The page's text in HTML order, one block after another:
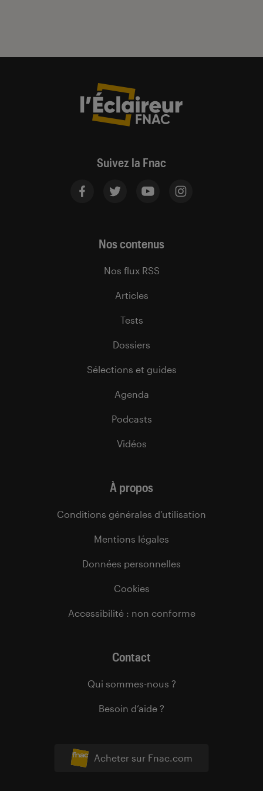
Suivez la Fnac
Acheter sur Fnac.com
Nos contenus
Nos flux RSS
Articles
Tests
Dossiers
Sélections et guides
Agenda
Podcasts
Vidéos
À propos
Conditions générales d’utilisation
Mentions légales
Données personnelles
Cookies
Accessibilité : non conforme
Contact
Qui sommes-nous ?
Besoin d’aide ?